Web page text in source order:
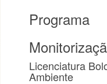
Programa
Licenciatura
Ambiente